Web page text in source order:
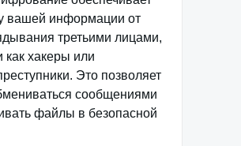
вашей информации от
третьими лицами,
как хакеры или
Это позволяет
сообщениями
файлы в безопасной